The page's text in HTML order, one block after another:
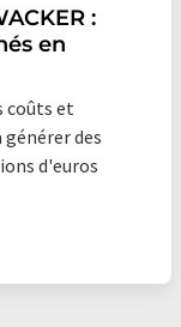
:
en
coûts et
des
d'euros